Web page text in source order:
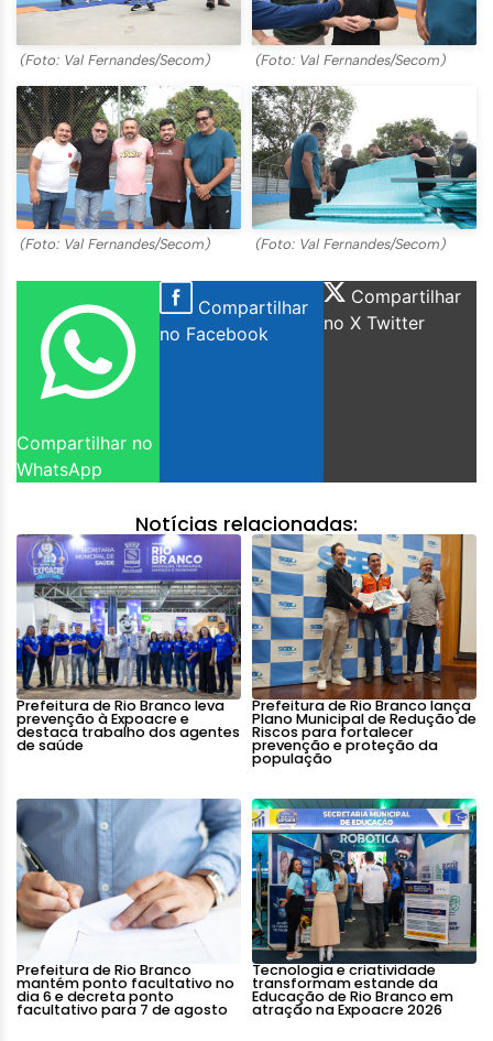
(Foto: Val Fernandes/Secom) (Foto: Val Fernandes/Secom)
(Foto: Val Fernandes/Secom) (Foto: Val Fernandes/Secom)
Compartilhar no
WhatsApp
Compartilhar
no Facebook
Compartilhar
no X Twitter
Notícias relacionadas:
Prefeitura de Rio Branco leva
prevenção à Expoacre e
destaca trabalho dos agentes
de saúde
Prefeitura de Rio Branco lança
Plano Municipal de Redução de
Riscos para fortalecer
prevenção e proteção da
população
Prefeitura de Rio Branco
mantém ponto facultativo no
dia 6 e decreta ponto
facultativo para 7 de agosto
Tecnologia e criatividade
transformam estande da
Educação de Rio Branco em
atração na Expoacre 2026